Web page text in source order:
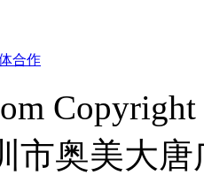
合作
市奥美大